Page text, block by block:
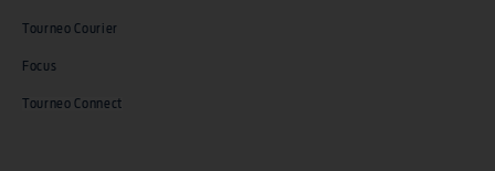
Tourneo Courier
Focus
Tourneo Connect